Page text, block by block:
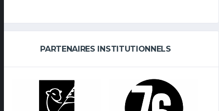
PARTENAIRES INSTITUTIONNELS